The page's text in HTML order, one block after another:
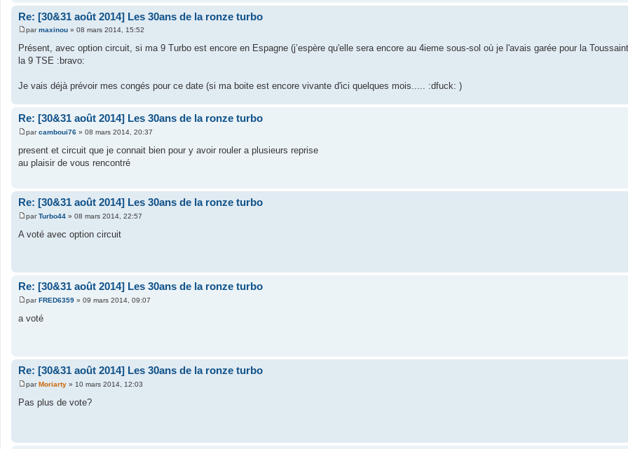
Re: [30&31 août 2014] Les 30ans de la ronze turbo
M
e
s
s
e
parmaxinou » 08 mars 2014, 15:52
Présent, avec option circuit, si ma 9 Turbo est encore en Espagne (j’espère qu'elle sera encore au 4ieme sous-sol où je l'avais garée pour la
la 9 TSE :bravo:
Je vais déjà prévoir mes congés pour ce date (si ma boite est encore vivante d'ici quelques mois..... :dfuck: )
Re: [30&31 août 2014] Les 30ans de la ronze turbo
M
s
s
parcamboui76 » 08 mars 2014, 20:37
present et circuit que je connait bien pour y avoir rouler a plusieurs reprise
au plaisir de vous rencontré
Re: [30&31 août 2014] Les 30ans de la ronze turbo
M
s
e
parTurbo44 » 08 mars 2014, 22:57
A voté avec option circuit
Re: [30&31 août 2014] Les 30ans de la ronze turbo
M
s
parFRED6359 » 09 mars 2014, 09:07
a voté
Re: [30&31 août 2014] Les 30ans de la ronze turbo
M
s
parMoriarty » 10 mars 2014, 12:03
Pas plus de vote?